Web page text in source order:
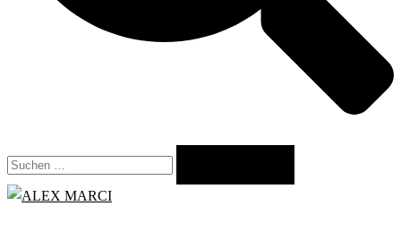
Suchen
nach: